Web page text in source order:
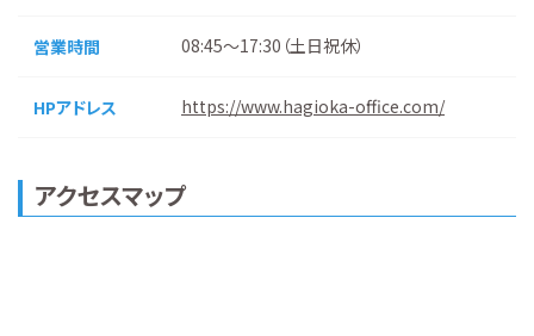
営業時間 08:45～17:30（土日祝休）
HPアドレス https://www.hagioka-office.com/
アクセスマップ